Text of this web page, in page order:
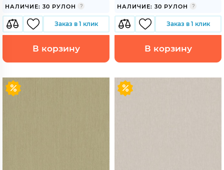
НАЛИЧИЕ: 30 РУЛОН
Заказ в 1 клик
В корзину
НАЛИЧИЕ: 30 РУЛОН
Заказ в 1 клик
В корзину